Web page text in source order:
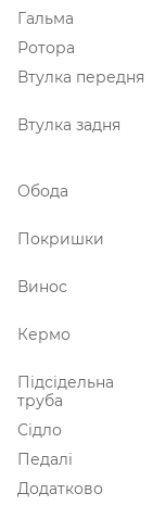
Гальма
Ротора
Втулка передня
Втулка задня
Обода
Покришки
Винос
Кермо
Підсідельна
труба
Сідло
Педалі
Додатково